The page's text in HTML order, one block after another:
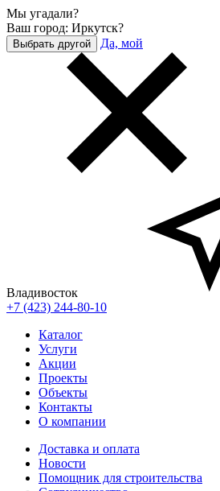
Мы угадали?
Ваш город: Иркутск?
Выбрать другой Да, мой
Владивосток
+7 (423) 244-80-10
Каталог
Услуги
Акции
Проекты
Объекты
Контакты
О компании
Доставка и оплата
Новости
Помощник для строительства